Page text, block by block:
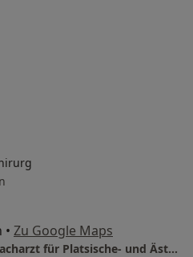
• Zu Google Maps
Praxis Thorsten Wiens Facharzt für Platsische- und Ästhetische Chirurgie